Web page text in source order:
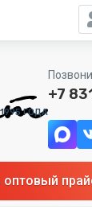
ГОДА
+7
оптовый